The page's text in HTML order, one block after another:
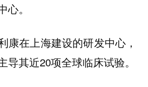
。
康在上海建设的研发中心，
导其近20项全球临床试验。